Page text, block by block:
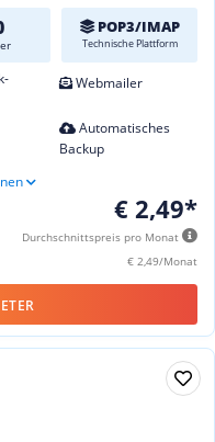
POP3/IMAP
Technische Plattform
Webmailer
Automatisches
Backup
€ 2,49*
Durchschnittspreis pro Monat
€ 2,49/Monat